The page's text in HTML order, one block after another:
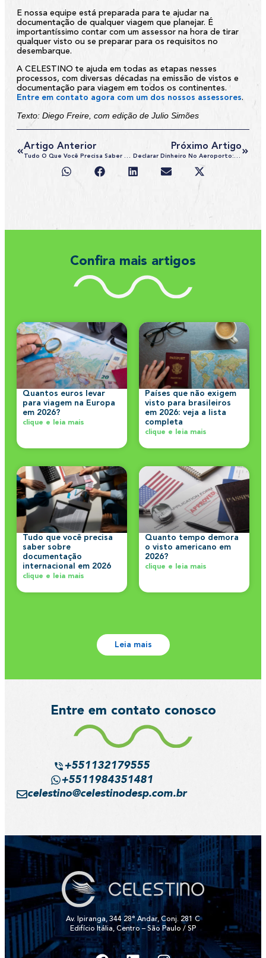
E nossa equipe está preparada para te ajudar na
documentação de qualquer viagem que planejar. É
importantíssimo contar com um assessor na hora de tirar
qualquer visto ou se preparar para os requisitos no
desembarque.
A CELESTINO te ajuda em todas as etapas nesses
processos, com diversas décadas na emissão de vistos e
documentação para viagem em todos os continentes.
Entre em contato agora com um dos nossos assessores.
Texto: Diego Freire, com edição de Julio Simões
Artigo Anterior Próximo Artigo
Confira mais artigos
Quantos euros levar
para viagem na Europa
em 2026?
clique e leia mais
Países que não exigem
visto para brasileiros
em 2026: veja a lista
completa
clique e leia mais
Tudo que você precisa
saber sobre
documentação
internacional em 2026
clique e leia mais
Quanto tempo demora
o visto americano em
2026?
clique e leia mais
Leia mais
Entre em contato conosco
+551132179555
+5511984351481
celestino@celestinodesp.com.br
Av. Ipiranga, 344 28° Andar, Conj. 281 C
Edifício Itália, Centro – São Paulo / SP